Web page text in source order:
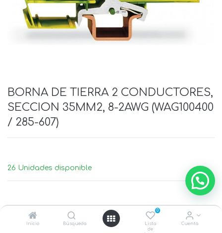
Inicio Búsqueda
0
Lista
de
Cuenta
BORNA DE TIERRA 2 CONDUCTORES,
SECCION 35MM2, 8-2AWG (WAG100400
/ 285-607)
26 Unidades disponible